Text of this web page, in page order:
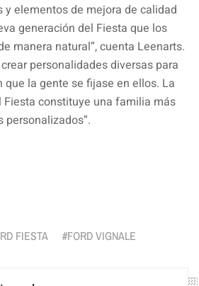
y elementos de mejora de calidad
generación del Fiesta que los
manera natural”, cuenta Leenarts.
personalidades diversas para
la gente se fijase en ellos. La
Fiesta constituye una familia más
personalizados”.
FIESTA FORD VIGNALE